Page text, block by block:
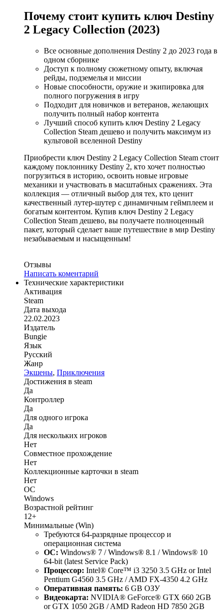
Почему стоит купить ключ Destiny
2 Legacy Collection (2023)
Все основные дополнения Destiny 2 до 2023 года в
одном сборнике
Доступ к полному сюжетному опыту, включая
рейды, подземелья и миссии
Новые способности, оружие и экипировка для
полного погружения в игру
Подходит для новичков и ветеранов, желающих
получить полный набор контента
Лучший способ купить ключ Destiny 2 Legacy
Collection Steam дешево и получить максимум из
культовой вселенной Destiny
Приобрести ключ Destiny 2 Legacy Collection Steam стоит
каждому поклоннику Destiny 2, кто хочет полностью
погрузиться в историю, освоить новые игровые
механики и участвовать в масштабных сражениях. Эта
коллекция — отличный выбор для тех, кто ценит
качественный лутер‑шутер с динамичным геймплеем и
богатым контентом. Купив ключ Destiny 2 Legacy
Collection Steam дешево, вы получаете полноценный
пакет, который сделает ваше путешествие в мир Destiny
незабываемым и насыщенным!
Отзывы
Написать коментарий
Технические характеристики
Активация
Steam
Дата выхода
22.02.2023
Издатель
Bungie
Язык
Русский
Жанр
Экшены, Приключения
Достижения в steam
Да
Контроллер
Да
Для одного игрока
Да
Для нескольких игроков
Нет
Совместное прохождение
Нет
Коллекционные карточки в steam
Нет
ОС
Windows
Возрастной рейтинг
12+
Минимальные (Win)
Требуются 64-разрядные процессор и
операционная система
ОС: Windows® 7 / Windows® 8.1 / Windows® 10
64-bit (latest Service Pack)
Процессор: Intel® Core™ i3 3250 3.5 GHz or Intel
Pentium G4560 3.5 GHz / AMD FX-4350 4.2 GHz
Оперативная память: 6 GB ОЗУ
Видеокарта: NVIDIA® GeForce® GTX 660 2GB
or GTX 1050 2GB / AMD Radeon HD 7850 2GB